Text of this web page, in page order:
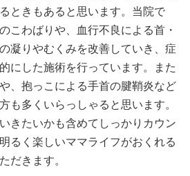
ときもあると思います。当院で
こわばりや、血行不良による首・
凝りやむくみを改善していき、症
にした施術を行っています。また
、抱っこによる手首の腱鞘炎など
も多くいらっしゃると思います。
きたいかも含めてしっかりカウン
るく楽しいママライフがおくれる
だきます。